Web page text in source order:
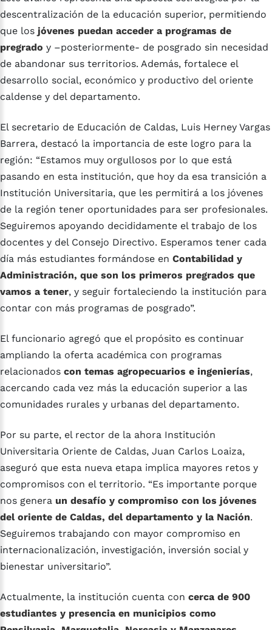
descentralización de la educación superior, permitiendo
que los jóvenes puedan acceder a programas de
pregrado y –posteriormente- de posgrado sin necesidad
de abandonar sus territorios. Además, fortalece el
desarrollo social, económico y productivo del oriente
caldense y del departamento.
El secretario de Educación de Caldas, Luis Herney Vargas
Barrera, destacó la importancia de este logro para la
región: “Estamos muy orgullosos por lo que está
pasando en esta institución, que hoy da esa transición a
Institución Universitaria, que les permitirá a los jóvenes
de la región tener oportunidades para ser profesionales.
Seguiremos apoyando decididamente el trabajo de los
docentes y del Consejo Directivo. Esperamos tener cada
día más estudiantes formándose en Contabilidad y
Administración, que son los primeros pregrados que
vamos a tener, y seguir fortaleciendo la institución para
contar con más programas de posgrado”.
El funcionario agregó que el propósito es continuar
ampliando la oferta académica con programas
relacionados con temas agropecuarios e ingenierías,
acercando cada vez más la educación superior a las
comunidades rurales y urbanas del departamento.
Por su parte, el rector de la ahora Institución
Universitaria Oriente de Caldas, Juan Carlos Loaiza,
aseguró que esta nueva etapa implica mayores retos y
compromisos con el territorio. “Es importante porque
nos genera un desafío y compromiso con los jóvenes
del oriente de Caldas, del departamento y la Nación.
Seguiremos trabajando con mayor compromiso en
internacionalización, investigación, inversión social y
bienestar universitario”.
Actualmente, la institución cuenta con cerca de 900
estudiantes y presencia en municipios como